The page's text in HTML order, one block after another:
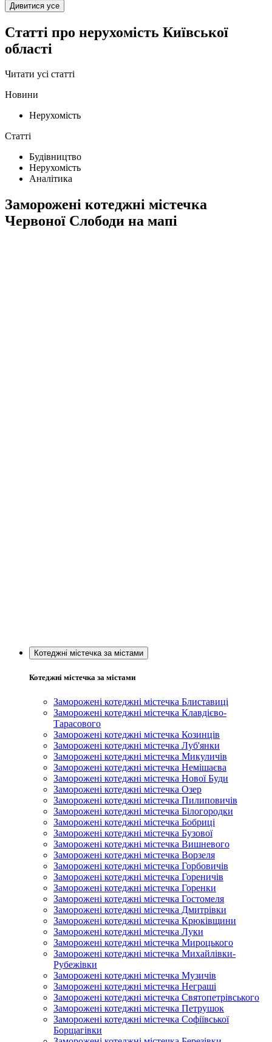
Дивитися усе
Статті про нерухомість Київської
області
Читати усі статті
Новини
Нерухомість
Статті
Будівництво
Нерухомість
Аналітика
Заморожені котеджні містечка
Червоної Слободи на мапі
Котеджні містечка за містами
Котеджні містечка за містами
Заморожені котеджні містечка Блиставиці
Заморожені котеджні містечка Клавдієво-
Тарасового
Заморожені котеджні містечка Козинців
Заморожені котеджні містечка Луб'янки
Заморожені котеджні містечка Микуличів
Заморожені котеджні містечка Немішаєва
Заморожені котеджні містечка Нової Буди
Заморожені котеджні містечка Озер
Заморожені котеджні містечка Пилиповичів
Заморожені котеджні містечка Білогородки
Заморожені котеджні містечка Бобриці
Заморожені котеджні містечка Бузової
Заморожені котеджні містечка Вишневого
Заморожені котеджні містечка Ворзеля
Заморожені котеджні містечка Горбовичів
Заморожені котеджні містечка Гореничів
Заморожені котеджні містечка Горенки
Заморожені котеджні містечка Гостомеля
Заморожені котеджні містечка Дмитрівки
Заморожені котеджні містечка Крюківщини
Заморожені котеджні містечка Луки
Заморожені котеджні містечка Мироцького
Заморожені котеджні містечка Михайлівки-
Рубежівки
Заморожені котеджні містечка Музичів
Заморожені котеджні містечка Неграші
Заморожені котеджні містечка Святопетрівського
Заморожені котеджні містечка Петрушок
Заморожені котеджні містечка Софіївської
Борщагівки